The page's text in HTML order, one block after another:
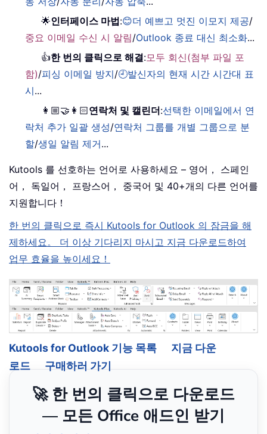
🌟인터페이스 마법:😊더 예쁘고 멋진 이모지 제공/
중요 이메일 수신 시 알림/Outlook 종료 대신 최소화...
👍한 번의 클릭으로 해결:모두 회신(첨부 파일 포
함)/피싱 이메일 방지/🕘발신자의 현재 시간 시간대 표
시...
👩🏼‍🤝‍👩🏻연락처 및 캘린더:선택한 이메일에서 연
락처 추가 일괄 생성/연락처 그룹를 개별 그룹으로 분
할/생일 알림 제거...
Kutools 를 선호하는 언어로 사용하세요 – 영어， 스페인
어， 독일어， 프랑스어， 중국어 및 40+개의 다른 언어를
지원합니다！
한 번의 클릭으로 즉시 Kutools for Outlook 의 잠금을 해
제하세요。 더 이상 기다리지 마시고 지금 다운로드하여
업무 효율을 높이세요！
Kutools for Outlook 기능 목록
지금 다운
로드
구매하러 가기
🚀 한 번의 클릭으로 다운로드
— 모든 Office 애드인 받기